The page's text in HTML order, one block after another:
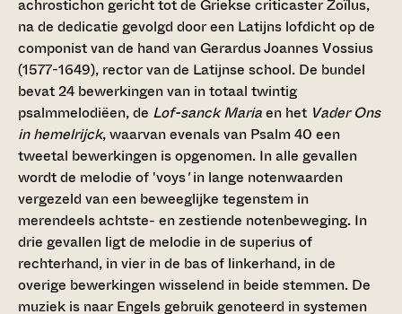
achrostichon gericht tot de Griekse criticaster Zoïlus,
na de dedicatie gevolgd door een Latijns lofdicht op de
componist van de hand van Gerardus Joannes Vossius
(1577-1649), rector van de Latijnse school. De bundel
bevat 24 bewerkingen van in totaal twintig
psalmmelodiëen, de Lof-sanck Mariaen het Vader Ons
in hemelrijck, waarvan evenals van Psalm 40 een
tweetal bewerkingen is opgenomen. In alle gevallen
wordt de melodie of 'voys'in lange notenwaarden
vergezeld van een beweeglijke tegenstem in
merendeels achtste- en zestiende notenbeweging. In
drie gevallen ligt de melodie in de superius of
rechterhand, in vier in de bas of linkerhand, in de
overige bewerkingen wisselend in beide stemmen. De
muziek is naar Engels gebruik genoteerd in systemen